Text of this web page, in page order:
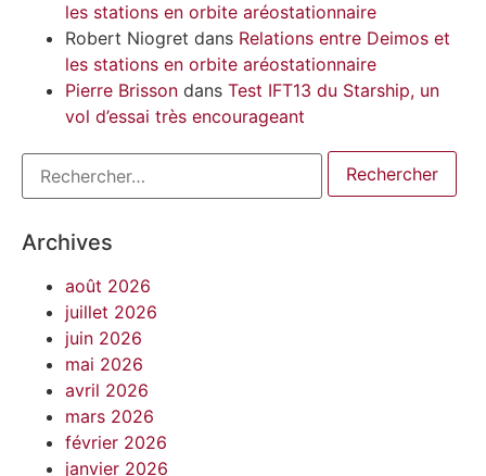
les stations en orbite aréostationnaire
Robert Niogret dans Relations entre Deimos et
les stations en orbite aréostationnaire
Pierre Brisson dans Test IFT13 du Starship, un
vol d’essai très encourageant
Archives
août 2026
juillet 2026
juin 2026
mai 2026
avril 2026
mars 2026
février 2026
janvier 2026